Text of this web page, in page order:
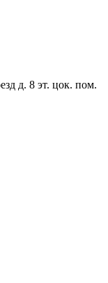
д. 8 эт. цок. пом.